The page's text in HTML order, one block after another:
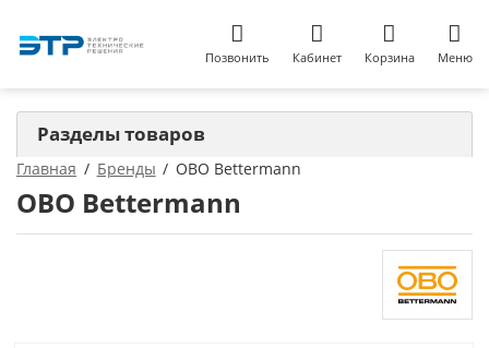
Позвонить Кабинет Корзина Меню
Главная Бренды OBO Bettermann
OBO Bettermann
Разделы товаров